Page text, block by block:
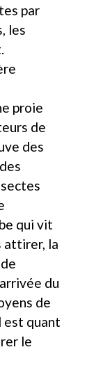
par
les
proie
de
des
qui vit
attirer, la
du
de
est quant
le